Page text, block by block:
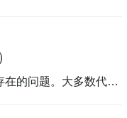
在的问题。大多数代码